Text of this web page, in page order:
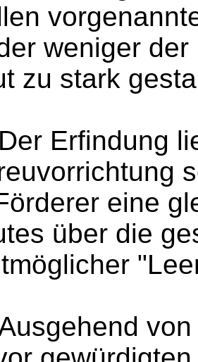
weniger
zu stark
Der Erfindung
eine
über die